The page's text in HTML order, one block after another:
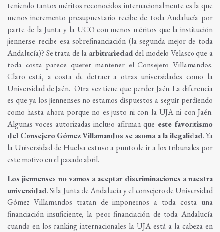
teniendo tantos méritos reconocidos internacionalmente es la que
menos incremento presupuestario recibe de toda Andalucía por
parte de la Junta y la UCO con menos méritos que la institución
jiennense recibe esa sobrefinanciación (la segunda mejor de toda
Andalucía)? Se trata de la arbitrariedaddel modelo Velasco que a
toda costa parece querer mantener el Consejero Villamandos.
Claro está, a costa de detraer a otras universidades como la
Universidad de Jaén. Otra vez tiene que perder Jaén. La diferencia
es que ya los jiennenses no estamos dispuestos a seguir perdiendo
como hasta ahora porque no es justo ni con la UJA ni con Jaén.
Algunas voces autorizadas incluso afirman que este favoritismo
del Consejero Gómez Villamandos se asoma a la ilegalidad. Ya
la Universidad de Huelva estuvo a punto de ir a los tribunales por
este motivo en el pasado abril.
Los jiennenses no vamos a aceptar discriminaciones a nuestra
universidad. Si la Junta de Andalucía y el consejero de Universidad
Gómez Villamandos tratan de imponernos a toda costa una
financiación insuficiente, la peor financiación de toda Andalucía
cuando en los ranking internacionales la UJA está a la cabeza en